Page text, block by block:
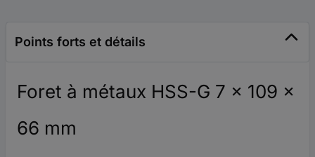
Points forts et détails
Foret à métaux HSS-G 7 x 109 x
66 mm